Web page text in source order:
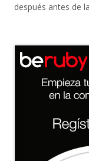
después antes de